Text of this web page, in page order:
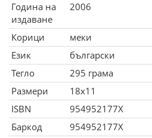
Година на
издаване
2006
Корици
меки
Език
български
Тегло
295 грама
Размери
18x11
ISBN
954952177X
Баркод
954952177X